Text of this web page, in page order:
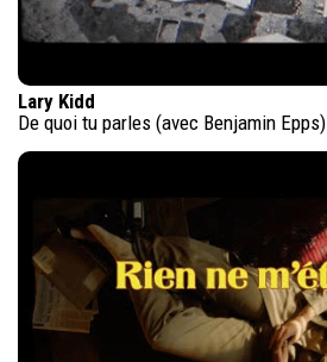
Lary Kidd
De quoi tu parles (avec Benjamin Epps)